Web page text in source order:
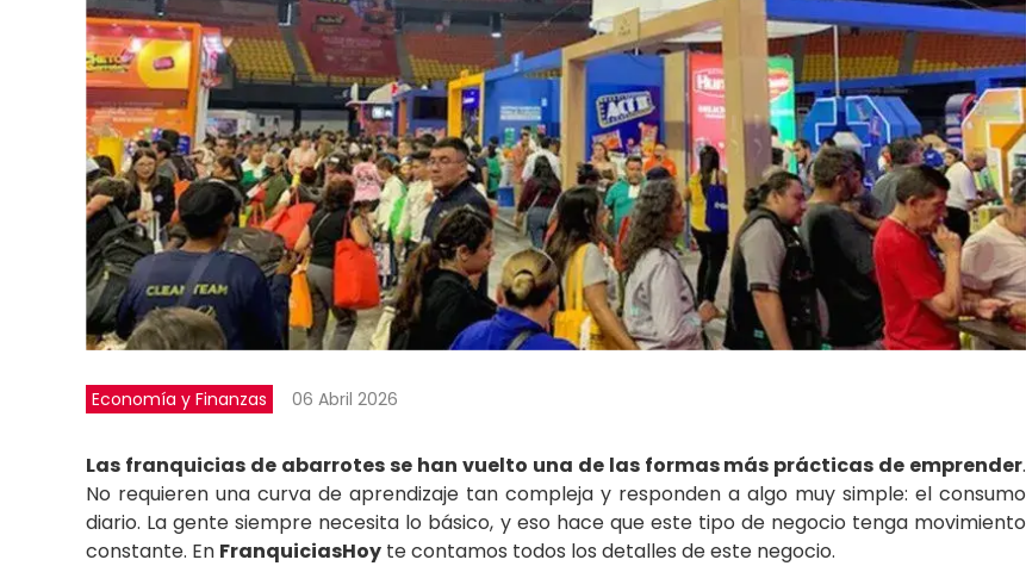
Economía y Finanzas 06 Abril 2026
Las franquicias de abarrotes se han vuelto una de las formas más prácticas de emprender.
No requieren una curva de aprendizaje tan compleja y responden a algo muy simple: el consumo
diario. La gente siempre necesita lo básico, y eso hace que este tipo de negocio tenga movimiento
constante. En FranquiciasHoy te contamos todos los detalles de este negocio.